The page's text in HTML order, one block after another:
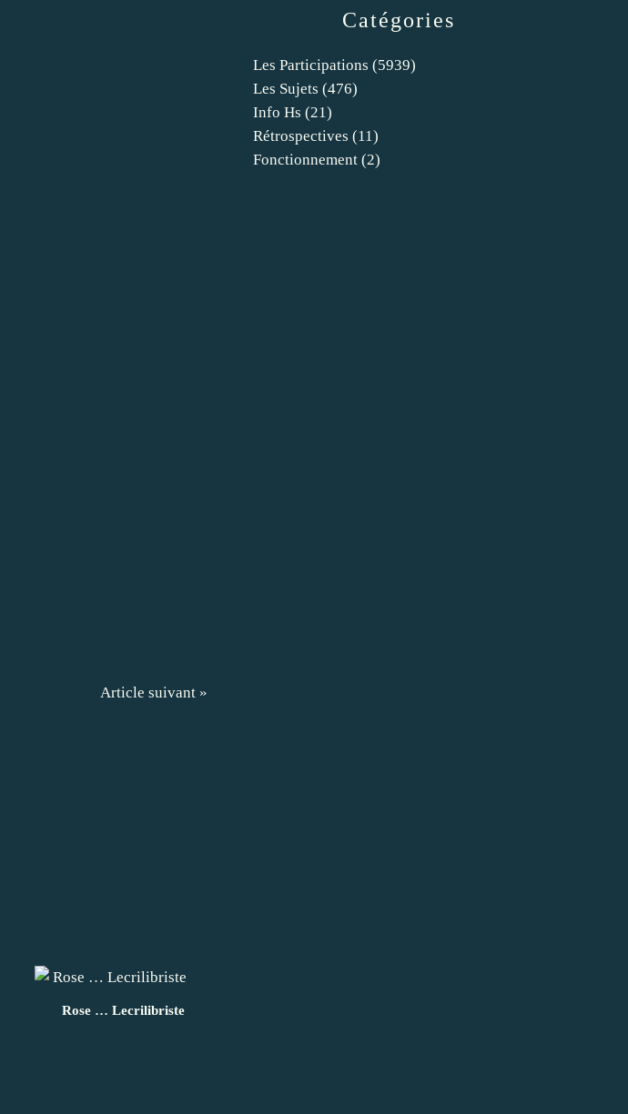
Article suivant »
Rose … Lecrilibriste
Catégories
Les Participations (5939)
Les Sujets (476)
Info Hs (21)
Rétrospectives (11)
Fonctionnement (2)